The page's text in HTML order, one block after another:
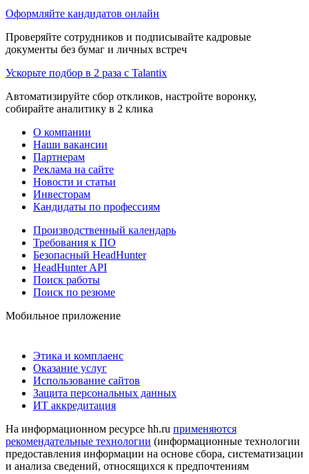
Оформляйте кандидатов онлайн
Проверяйте сотрудников и подписывайте кадровые
документы без бумаг и личных встреч
Ускорьте подбор в 2 раза с Talantix
Автоматизируйте сбор откликов, настройте воронку,
собирайте аналитику в 2 клика
О компании
Наши вакансии
Партнерам
Реклама на сайте
Новости и статьи
Инвесторам
Кандидаты по профессиям
Производственный календарь
Требования к ПО
Безопасный HeadHunter
HeadHunter API
Поиск работы
Поиск по резюме
Мобильное приложение
Этика и комплаенс
Оказание услуг
Использование сайтов
Защита персональных данных
ИТ аккредитация
На информационном ресурсе hh.ru применяются
рекомендательные технологии (информационные технологии
предоставления информации на основе сбора, систематизации
и анализа сведений, относящихся к предпочтениям